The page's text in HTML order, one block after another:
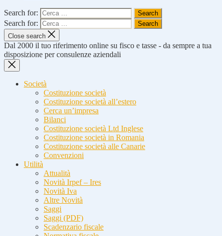
Search for:
Search for:
Close search
Dal 2000 il tuo riferimento online su fisco e tasse - da sempre a tua
disposizione per consulenze aziendali
Società
Costituzione società
Costituzione società all’estero
Cerca un’impresa
Bilanci
Costituzione società Ltd Inglese
Costituzione società in Romania
Costituzione società alle Canarie
Convenzioni
Utilità
Attualità
Novità Irpef – Ires
Novità Iva
Altre Novità
Saggi
Saggi (PDF)
Scadenzario fiscale